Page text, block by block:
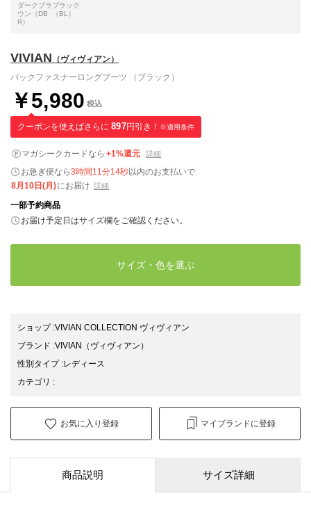
ダークブラ
ウン（DB
R）
ブラック
（BL）
VIVIAN （ヴィヴィアン）
バックファスナーロングブーツ （ブラック）
￥5,980 税込
クーポンを使えばさらに 897円引き！ ※適用条件
マガシークカードなら +1%還元 詳細
お急ぎ便なら3時間11分12秒以内のお支払いで
8月10日(月)にお届け 詳細
一部予約商品
お届け予定日はサイズ欄をご確認ください。
サイズ・色を選ぶ
ショップ:VIVIAN COLLECTION ヴィヴィアン
ブランド :VIVIAN （ヴィヴィアン）
性別タイプ:レディース
カテゴリ :
お気に入り登録 マイブランドに登録
商品説明 サイズ詳細